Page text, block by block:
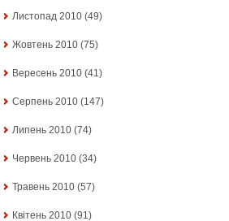
Листопад 2010 (49)
Жовтень 2010 (75)
Вересень 2010 (41)
Серпень 2010 (147)
Липень 2010 (74)
Червень 2010 (34)
Травень 2010 (57)
Квітень 2010 (91)